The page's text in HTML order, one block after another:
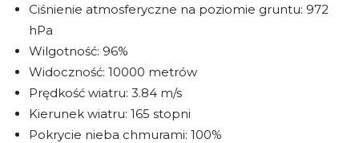
Ciśnienie atmosferyczne na poziomie gruntu: 972
hPa
Wilgotność: 96%
Widoczność: 10000 metrów
Prędkość wiatru: 3.84 m/s
Kierunek wiatru: 165 stopni
Pokrycie nieba chmurami: 100%